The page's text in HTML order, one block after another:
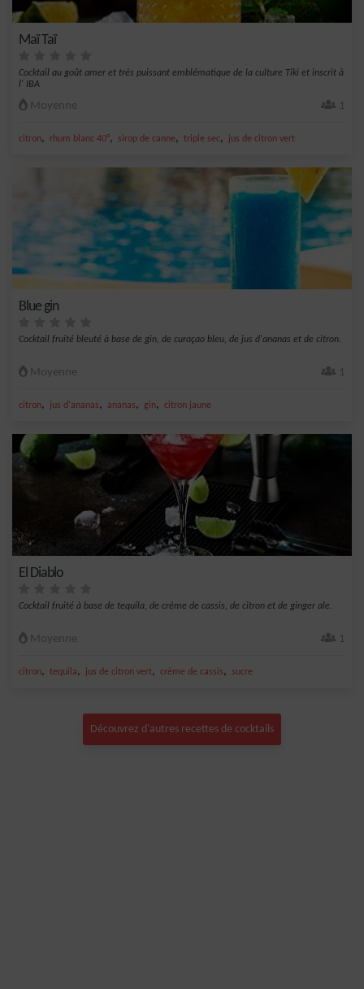
Maï Taï
Cocktail au goût amer et très puissant emblématique de la culture Tiki et inscrit à
l' IBA
Moyenne 1
citron, rhum blanc 40°, sirop de canne, triple sec, jus de citron vert
Blue gin
Cocktail fruité bleuté à base de gin, de curaçao bleu, de jus d'ananas et de citron.
Moyenne 1
citron, jus d'ananas, ananas, gin, citron jaune
El Diablo
Cocktail fruité à base de tequila, de crème de cassis, de citron et de ginger ale.
Moyenne 1
citron, tequila, jus de citron vert, crème de cassis, sucre
Découvrez d'autres recettes de cocktails